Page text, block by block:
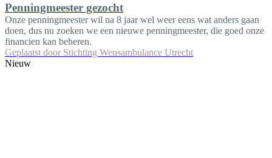
Penningmeester gezocht
Onze penningmeester wil na 8 jaar wel weer eens wat anders gaan
doen, dus nu zoeken we een nieuwe penningmeester, die goed onze
financien kan beheren.
Geplaatst door Stichting Wensambulance Utrecht
Nieuw